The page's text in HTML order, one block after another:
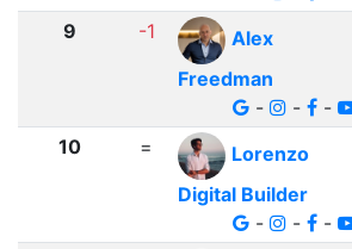
9
-1
Alex
Freedman
-
- -
10 =
Lorenzo
Digital Builder
-
- -